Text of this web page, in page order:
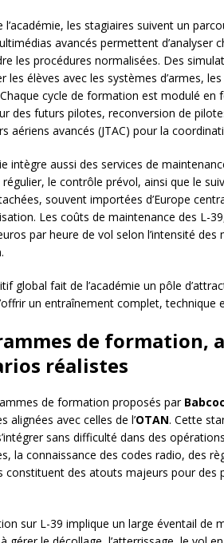
l’académie, les stagiaires suivent un
avancés permettent d’analyser
les procédures normalisées. Des
les élèves avec les systèmes d’armes,
Chaque cycle de formation est modulé
des futurs pilotes, reconversion de
aériens avancés (JTAC) pour la
intègre aussi des services de
régulier, le contrôle prévol, ainsi que le
souvent importées d’Europe
Les coûts de maintenance des L-
par heure de vol selon l’intensité
global fait de l’académie un pôle
un entraînement complet,
de formation,
réalistes
de formation proposés par
alignées avec celles de l’OTAN. Cette
sans difficulté dans des
la connaissance des codes radio, des
constituent des atouts majeurs pour des
sur L-39 implique un large éventail de